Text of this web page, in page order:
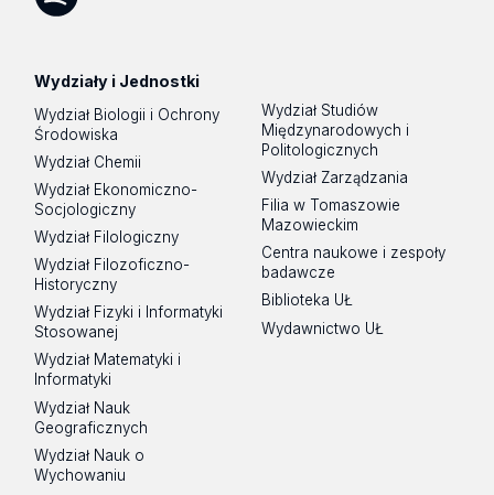
Wydziały i Jednostki
Wydział Biologii i Ochrony
Środowiska
Wydział Chemii
Wydział Ekonomiczno-
Socjologiczny
Wydział Filologiczny
Wydział Filozoficzno-
Historyczny
Wydział Fizyki i Informatyki
Stosowanej
Wydział Matematyki i
Informatyki
Wydział Nauk
Geograficznych
Wydział Nauk o
Wychowaniu
Wydział Studiów
Międzynarodowych i
Politologicznych
Wydział Zarządzania
Filia w Tomaszowie
Mazowieckim
Centra naukowe i zespoły
badawcze
Biblioteka UŁ
Wydawnictwo UŁ